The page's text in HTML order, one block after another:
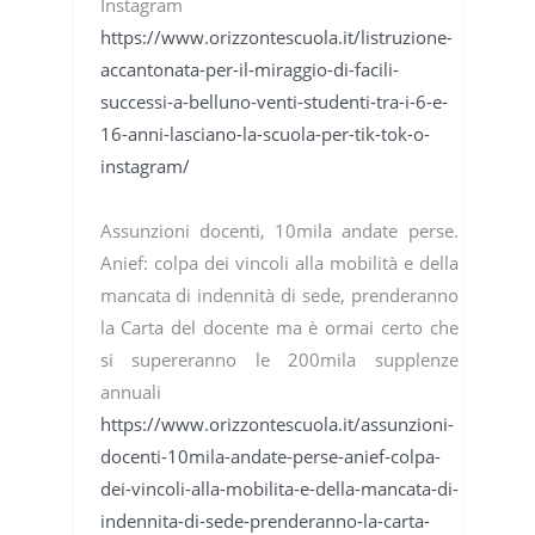
Instagram
https://www.orizzontescuola.it/listruzione-
accantonata-per-il-miraggio-di-facili-
successi-a-belluno-venti-studenti-tra-i-6-e-
16-anni-lasciano-la-scuola-per-tik-tok-o-
instagram/
Assunzioni docenti, 10mila andate perse.
Anief: colpa dei vincoli alla mobilità e della
mancata di indennità di sede, prenderanno
la Carta del docente ma è ormai certo che
si supereranno le 200mila supplenze
annuali
https://www.orizzontescuola.it/assunzioni-
docenti-10mila-andate-perse-anief-colpa-
dei-vincoli-alla-mobilita-e-della-mancata-di-
indennita-di-sede-prenderanno-la-carta-